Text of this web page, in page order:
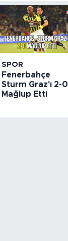
SPOR
Fenerbahçe
Sturm Graz'ı 2-0
Mağlup Etti